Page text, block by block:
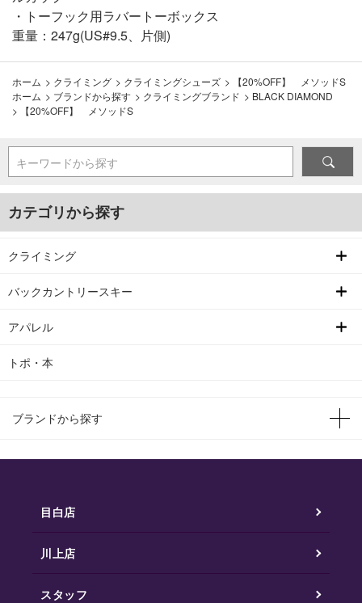
・トーフック用ラバートーボックス
重量：247g(US#9.5、片側)
ホーム > クライミング > クライミングシューズ >
【20%OFF】 メソッドS
ホーム > ブランドから探す > クライミングブランド > BLACK DIAMOND
>
【20%OFF】 メソッドS
キーワードから探す
カテゴリから探す
クライミング
バックカントリースキー
アパレル
トポ・本
ブランドから探す
目白店
川上店
スタッフ